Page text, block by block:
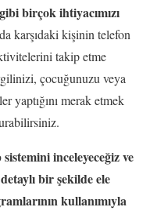
birçok ihtiyacımızı
karşıdaki kişinin telefon
takip etme
çocuğunuzu veya
yaptığını merak etmek
inceleyeceğiz ve
bir şekilde ele
kullanımıyla